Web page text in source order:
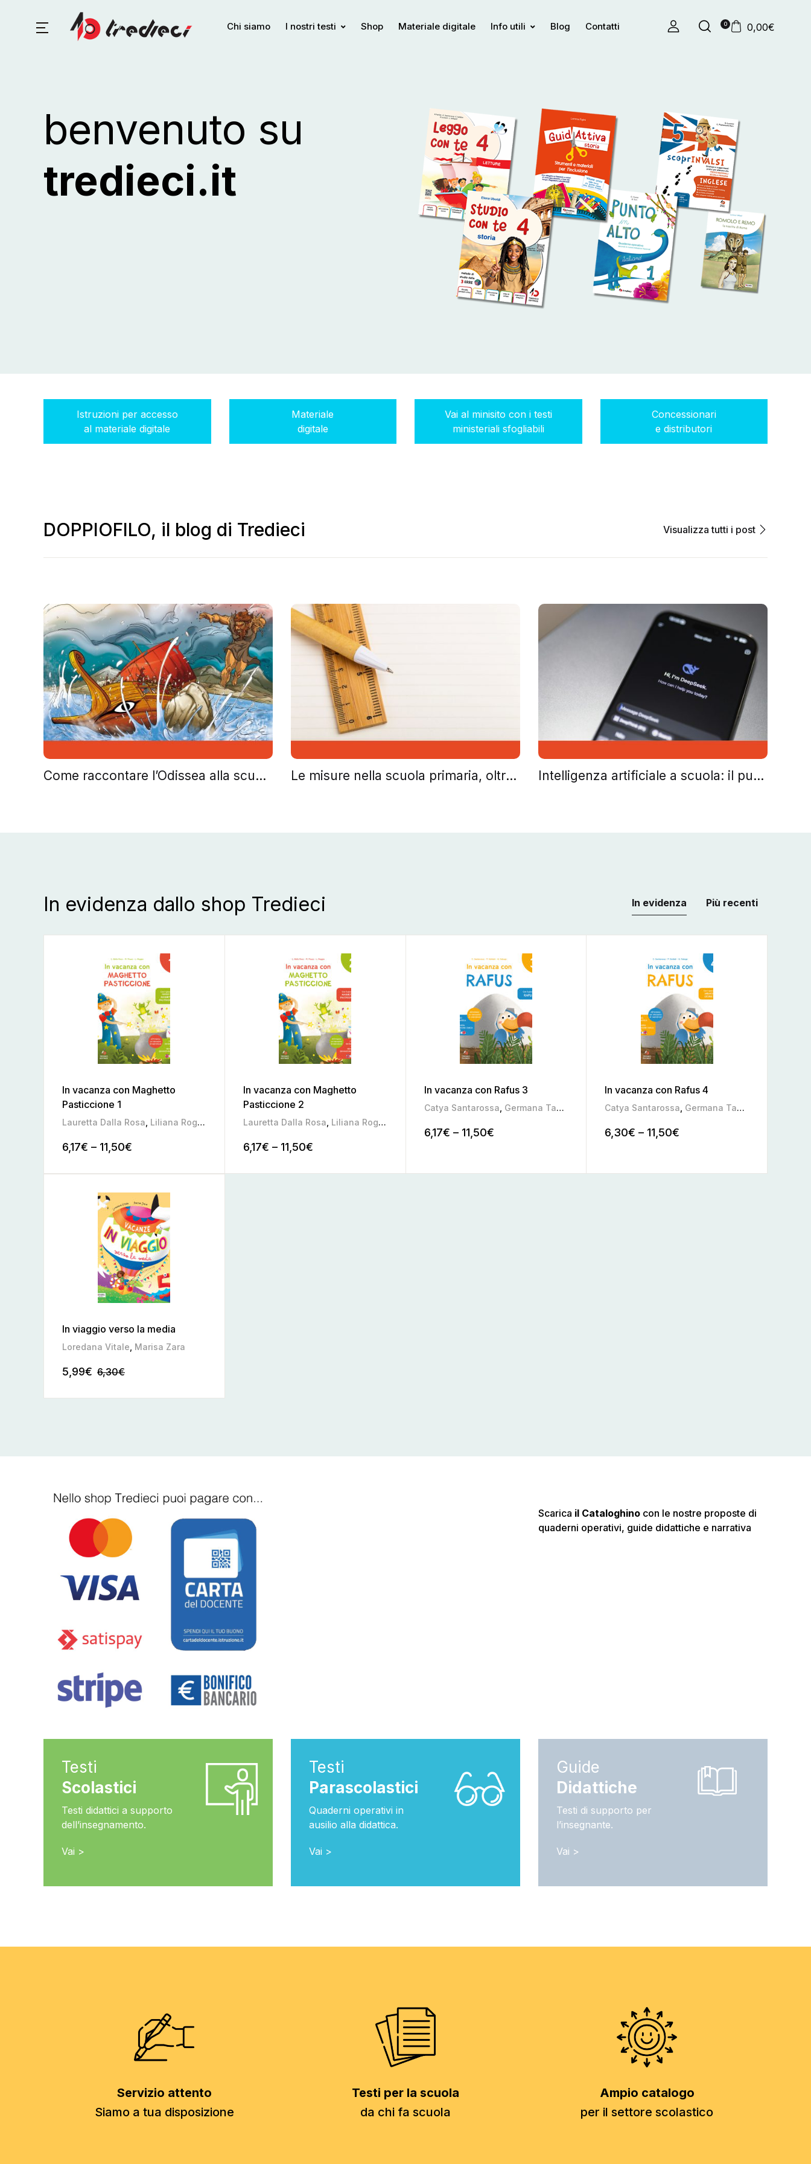
Chi siamo I nostri testi Shop Materiale digitale Info utili Blog Contatti 0 0,00€
benvenuto su
tredieci.it
Istruzioni per accesso
al materiale digitale
Materiale
digitale
Vai al minisito con i testi
ministeriali sfogliabili
Concessionari
e distributori
DOPPIOFILO, il blog di Tredieci Visualizza tutti i post
Come raccontare l’Odissea alla scuola primaria Le misure nella scuola primaria, oltre le equivalenze Intelligenza artificiale a scuola: il punto non è lo strumento
In evidenza dallo shop Tredieci In evidenza Più recenti
In vacanza con Maghetto
Pasticcione 1
Lauretta Dalla Rosa Liliana Roggia Mariateresa Pozza
6,17€ – 11,50€
In vacanza con Maghetto
Pasticcione 2
Lauretta Dalla Rosa Liliana Roggia
6,17€ – 11,50€
In vacanza con Rafus 3
Catya Santarossa Germana Taboga Pamela Soldati
6,17€ – 11,50€
In vacanza con Rafus 4
Catya Santarossa Germana Taboga
6,30€ – 11,50€
In viaggio verso la media
Loredana Vitale Marisa Zara
5,99€ 6,30€
Scarica il Cataloghino con le nostre proposte di
quaderni operativi, guide didattiche e narrativa
Testi
Scolastici
Testi didattici a supporto
dell’insegnamento.
Vai >
Testi
Parascolastici
Quaderni operativi in
ausilio alla didattica.
Vai >
Guide
Didattiche
Testi di supporto per
l’insegnante.
Vai >
Servizio attento
Siamo a tua disposizione
Testi per la scuola
da chi fa scuola
Ampio catalogo
per il settore scolastico